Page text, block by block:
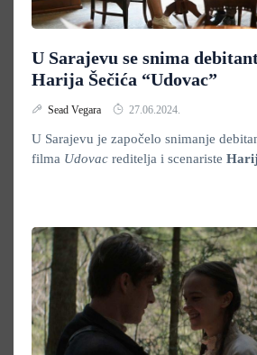
U Sarajevu se snima
Harija Šečića “Udovac”
Sead Vegara 27.06.2024.
U Sarajevu je započelo snimanje
filma Udovac reditelja i scenariste